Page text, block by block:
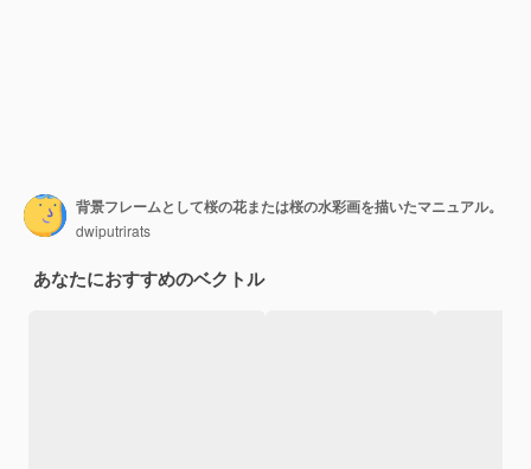
背景フレームとして桜の花または桜の水彩画を描いたマニュアル。
dwiputrirats
あなたにおすすめのベクトル